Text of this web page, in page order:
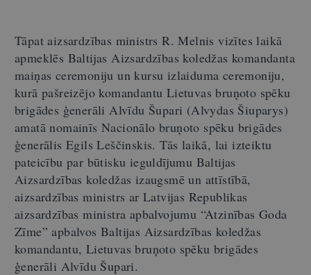
Tāpat aizsardzības ministrs R. Melnis vizītes laikā
apmeklēs Baltijas Aizsardzības koledžas komandanta
maiņas ceremoniju un kursu izlaiduma ceremoniju,
kurā pašreizējo komandantu Lietuvas bruņoto spēku
brigādes ģenerāli Alvīdu Šupari (Alvydas Šiuparys)
amatā nomainīs Nacionālo bruņoto spēku brigādes
ģenerālis Egils Leščinskis. Tās laikā, lai izteiktu
pateicību par būtisku ieguldījumu Baltijas
Aizsardzības koledžas izaugsmē un attīstībā,
aizsardzības ministrs ar Latvijas Republikas
aizsardzības ministra apbalvojumu “Atzinības Goda
Zīme” apbalvos Baltijas Aizsardzības koledžas
komandantu, Lietuvas bruņoto spēku brigādes
ģenerāli Alvīdu Šupari.